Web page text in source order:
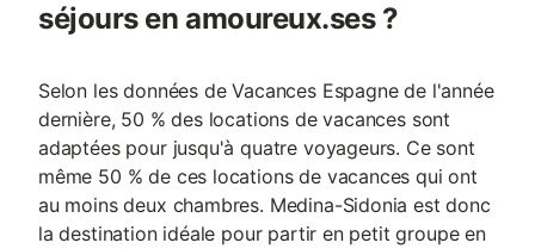
séjours en amoureux.ses ?
Selon les données de Vacances Espagne de l'année
dernière, 50 % des locations de vacances sont
adaptées pour jusqu'à quatre voyageurs. Ce sont
même 50 % de ces locations de vacances qui ont
au moins deux chambres. Medina-Sidonia est donc
la destination idéale pour partir en petit groupe en